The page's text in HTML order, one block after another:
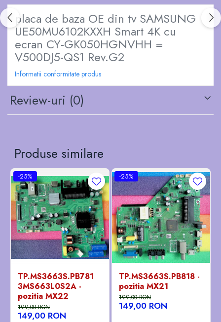
placa de baza OE din tv SAMSUNG
UE50MU6102KXXH Smart 4K cu
ecran CY-GK050HGNVHH =
V500DJ5-QS1 Rev.G2
Informatii conformitate produs
Review-uri (0)
Produse similare
-25%
TP.MS3663S.PB781
3MS663L0S2A -
pozitia MX22
199,00 RON
149,00 RON
-25%
TP.MS3663S.PB818 -
pozitia MX21
199,00 RON
149,00 RON